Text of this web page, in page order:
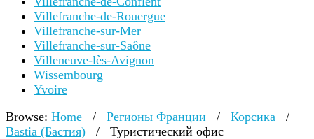
Villefranche-de-Rouergue
Villefranche-sur-Mer
Villefranche-sur-Saône
Villeneuve-lès-Avignon
Wissembourg
Yvoire
Browse: Home / Регионы Франции / Корсика
/
Bastia (Бастия)
/ Туристический офис